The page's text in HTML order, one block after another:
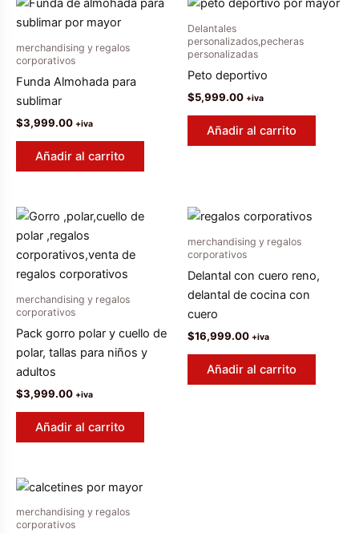
merchandising y regalos
corporativos
Funda Almohada para
sublimar
$3,999.00 +iva
Añadir al carrito
Delantales
personalizados,pecheras
personalizadas
Peto deportivo
$5,999.00 +iva
Añadir al carrito
merchandising y regalos
corporativos
Pack gorro polar y cuello de
polar, tallas para niños y
adultos
$3,999.00 +iva
Añadir al carrito
merchandising y regalos
corporativos
Delantal con cuero reno,
delantal de cocina con
cuero
$16,999.00 +iva
Añadir al carrito
merchandising y regalos
corporativos